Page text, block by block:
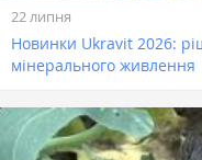
22 липня
Новинки Ukravit 2026:
мінерального живлення